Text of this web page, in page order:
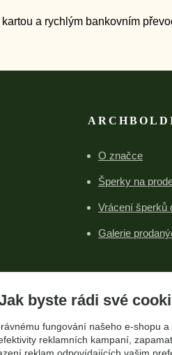
O značce
Šperky na
Vrácení šperků
Galerie
Upravit sběr cookies.
byste rádi své
fungování našeho e-shopu
reklamních kampaní,